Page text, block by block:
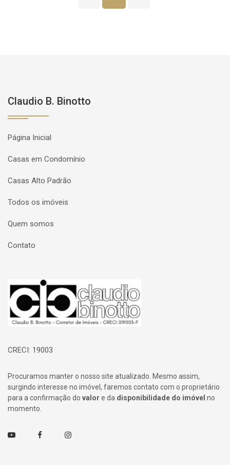
Claudio B. Binotto
Página Inicial
Casas em Condomínio
Casas Alto Padrão
Todos os imóveis
Quem somos
Contato
Página inicial
CRECI: 19003
Procuramos manter o nosso site atualizado. Mesmo assim,
surgindo interesse no imóvel, faremos contato com o proprietário
para a confirmação do valor e da disponibilidade do imóvel no
momento.
Youtube FacebookInstagram